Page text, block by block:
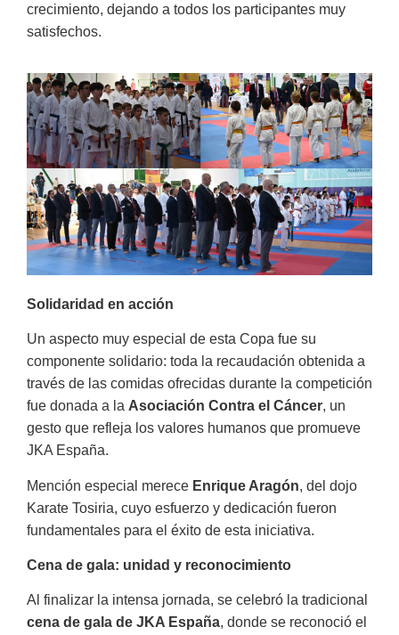
crecimiento, dejando a todos los participantes muy
satisfechos.
Solidaridad en acción
Un aspecto muy especial de esta Copa fue su
componente solidario: toda la recaudación obtenida a
través de las comidas ofrecidas durante la competición
fue donada a la Asociación Contra el Cáncer, un
gesto que refleja los valores humanos que promueve
JKA España.
Mención especial merece Enrique Aragón, del dojo
Karate Tosiria, cuyo esfuerzo y dedicación fueron
fundamentales para el éxito de esta iniciativa.
Cena de gala: unidad y reconocimiento
Al finalizar la intensa jornada, se celebró la tradicional
cena de gala de JKA España, donde se reconoció el